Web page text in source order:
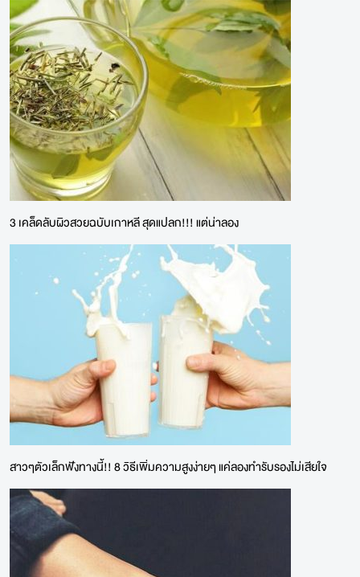
3 เคล็ดลับผิวสวยฉบับเกาหลี สุดแปลก!!! แต่น่าลอง
สาวๆตัวเล็กฟังทางนี้!! 8 วิธีเพิ่มความสูงง่ายๆ แค่ลองทำรับรองไม่เสียใจ